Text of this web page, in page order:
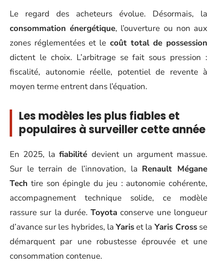
Le regard des acheteurs évolue. Désormais, la
consommation énergétique, l’ouverture ou non aux
zones réglementées et le coût total de possession
dictent le choix. L’arbitrage se fait sous pression :
fiscalité, autonomie réelle, potentiel de revente à
moyen terme entrent dans l’équation.
Les modèles les plus fiables et
populaires à surveiller cette année
En 2025, lafiabilité devient un argument massue.
Sur le terrain de l’innovation, la Renault Mégane
Tech tire son épingle du jeu : autonomie cohérente,
accompagnement technique solide, ce modèle
rassure sur la durée.Toyota conserve une longueur
d’avance sur les hybrides, laYariset laYaris Crossse
démarquent par une robustesse éprouvée et une
consommation contenue.